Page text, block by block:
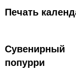
Печать
Сувенирный
попурри